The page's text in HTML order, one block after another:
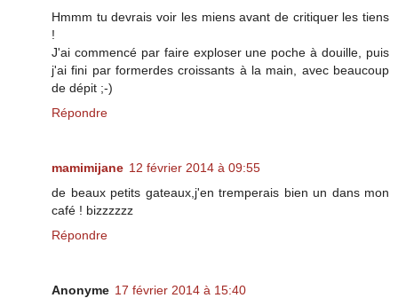
Hmmm tu devrais voir les miens avant de critiquer les tiens
!
J'ai commencé par faire exploser une poche à douille, puis
j'ai fini par formerdes croissants à la main, avec beaucoup
de dépit ;-)
Répondre
mamimijane 12 février 2014 à 09:55
de beaux petits gateaux,j'en tremperais bien un dans mon
café ! bizzzzzz
Répondre
Anonyme 17 février 2014 à 15:40